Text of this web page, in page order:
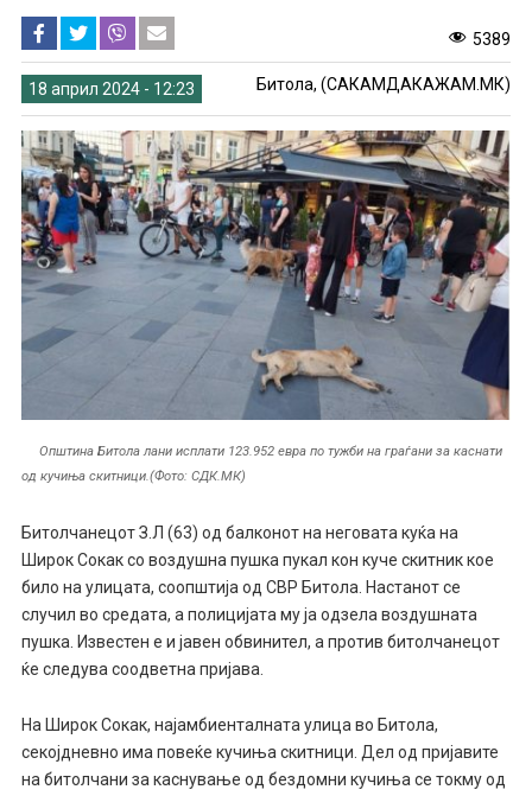
5389
18 април 2024 - 12:23 Битола, (САКАМДАКАЖАМ.МК)
Општина Битола лани исплати 123.952 евра по тужби на граѓани за каснати
од кучиња скитници.(Фото: СДК.МК)
Битолчанецот З.Л (63) од балконот на неговата куќа на
Широк Сокак со воздушна пушка пукал кон куче скитник кое
било на улицата, соопштија од СВР Битола. Настанот се
случил во средата, а полицијата му ја одзела воздушната
пушка. Известен е и јавен обвинител, а против битолчанецот
ќе следува соодветна пријава.
На Широк Сокак, најамбиенталната улица во Битола,
секојдневно има повеќе кучиња скитници. Дел од пријавите
на битолчани за каснување од бездомни кучиња се токму од